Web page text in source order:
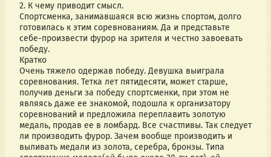
2. К чему приводит смысл.
Спортсменка, занимавшаяся всю жизнь спортом, долго
готовилась к этим соревнованиям. Да и представьте
себе-произвести фурор на зрителя и честно завоевать
победу.
Кратко
Очень тяжело одержав победу. Девушка выиграла
соревнования. Тетка лет пятидесяти, может старше,
получив деньги за победу спортсменки, при этом не
являясь даже ее знакомой, подошла к организатору
соревнований и предложила переплавить золотую
медаль, продав ее в ломбард. Все счастливы. Так следует
ли производить фурор. Зачем вообще производить и
выливать медали из золота, серебра, бронзы. Типа